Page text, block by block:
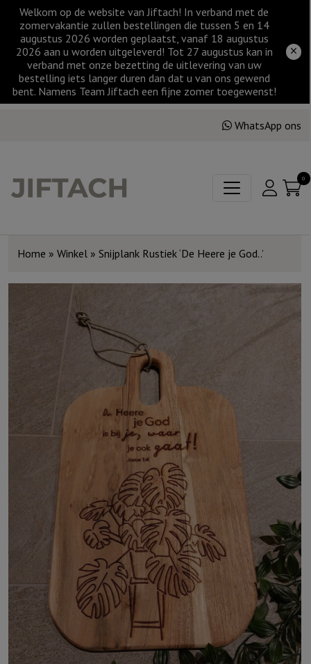
Welkom op de website van Jiftach! In verband met de
zomervakantie zullen bestellingen die tussen 5 en 14
augustus 2026 worden geplaatst, vanaf 18 augustus
2026 aan u worden uitgeleverd! Tot 27 augustus kan in
verband met onze bezetting de uitlevering van uw
bestelling iets langer duren dan dat u van ons gewend
bent. Namens Team Jiftach een fijne zomer toegewenst!
WhatsApp ons
0
Home » Winkel » Snijplank Rustiek ‘De Heere je God..’